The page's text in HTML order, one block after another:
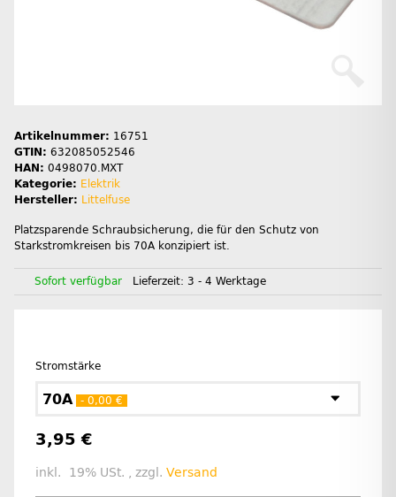
Artikelnummer: 16751
GTIN: 632085052546
HAN: 0498070.MXT
Kategorie: Elektrik
Hersteller: Littelfuse
Platzsparende Schraubsicherung, die für den Schutz von
Starkstromkreisen bis 70A konzipiert ist.
Sofort verfügbar Lieferzeit: 3 - 4 Werktage
Stromstärke
70A - 0,00 €
3,95 €
inkl. 19% USt. , zzgl. Versand